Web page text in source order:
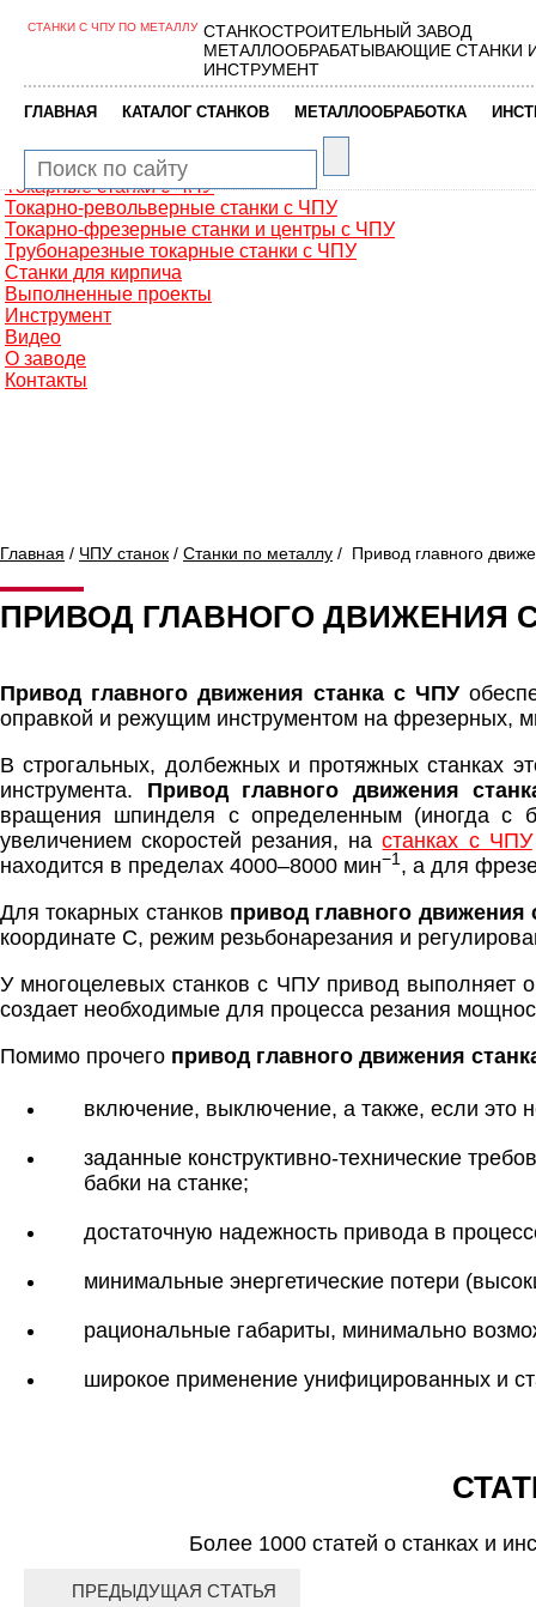
Главная
Фрезерные обрабатывающие центры
Сверлильно-фрезерные станки
Промышленные роботы манипуляторы
Токарные автоматы с ЧПУ
Токарные станки с ЧПУ
Токарно-револьверные станки с ЧПУ
Токарно-фрезерные станки и центры с ЧПУ
Трубонарезные токарные станки с ЧПУ
Станки для кирпича
Выполненные проекты
Инструмент
Видео
О заводе
Контакты
СТАНКИ С ЧПУ ПО МЕТАЛЛУ СТАНКОСТРОИТЕЛЬНЫЙ ЗАВОД
МЕТАЛЛООБРАБАТЫВАЮЩИЕ СТАНКИ
ИНСТРУМЕНТ
ГЛАВНАЯ КАТАЛОГ СТАНКОВ МЕТАЛЛООБРАБОТКА
Главная / ЧПУ станок / Станки по металлу / Привод главного
ПРИВОД ГЛАВНОГО ДВИЖЕНИЯ
Привод главного движения станка с ЧПУ
оправкой и режущим инструментом на фрезерных,
В строгальных, долбежных и протяжных станках
инструмента. Привод главного движения
вращения шпинделя с определенным (иногда с
увеличением скоростей резания, настанках с ЧПУ
находится в пределах 4000–8000 мин−1, а для
Для токарных станков привод главного движения
координате C, режим резьбонарезания и
У многоцелевых станков с ЧПУ привод выполняет
создает необходимые для процесса резания
Помимо прочего привод главного движения
включение, выключение, а также, если
заданные конструктивно-технические
бабки на станке;
достаточную надежность привода в
минимальные энергетические потери
рациональные габариты, минимально
широкое применение унифицированных и
Более 1000 статей о станках и
ПРЕДЫДУЩАЯ СТАТЬЯ